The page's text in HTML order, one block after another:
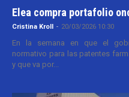
Elea compra portafolio
Cristina Kroll - 20/03/2026 10:30
En la semana en que el
normativo para las patentes
y que va por...